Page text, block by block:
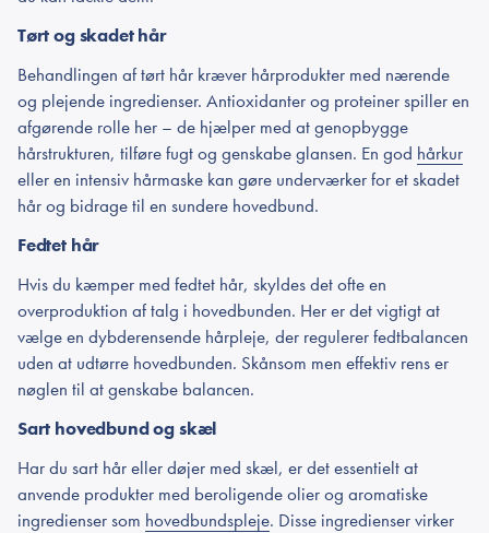
Tørt og skadet hår
Behandlingen af tørt hår kræver hårprodukter med nærende
og plejende ingredienser. Antioxidanter og proteiner spiller en
afgørende rolle her – de hjælper med at genopbygge
hårstrukturen, tilføre fugt og genskabe glansen. En god hårkur
eller en intensiv hårmaske kan gøre underværker for et skadet
hår og bidrage til en sundere hovedbund.
Fedtet hår
Hvis du kæmper med fedtet hår, skyldes det ofte en
overproduktion af talg i hovedbunden. Her er det vigtigt at
vælge en dybderensende hårpleje, der regulerer fedtbalancen
uden at udtørre hovedbunden. Skånsom men effektiv rens er
nøglen til at genskabe balancen.
Sart hovedbund og skæl
Har du sart hår eller døjer med skæl, er det essentielt at
anvende produkter med beroligende olier og aromatiske
ingredienser som hovedbundspleje. Disse ingredienser virker